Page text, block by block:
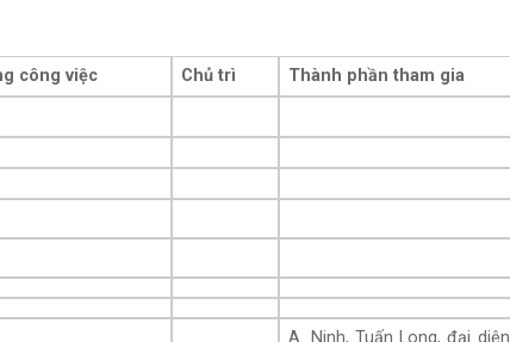
công việc Chủ trì Thành phần tham gia
A. Ninh, Tuấn Long, đại diện